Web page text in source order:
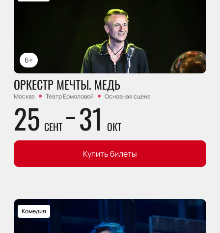
6+
ОРКЕСТР МЕЧТЫ. МЕДЬ
Москва Театр Ермоловой Основная сцена
25 СЕНТ 31 ОКТ
Купить билеты
Комедия